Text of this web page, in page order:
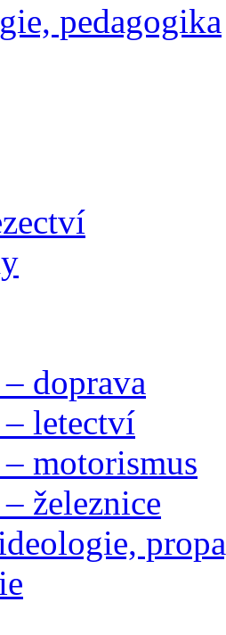
pedagogika
doprava
letectví
motorismus
železnice